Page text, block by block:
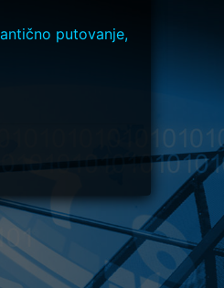
putovanje,